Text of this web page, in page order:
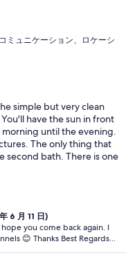
ミュニケーション、ロケーシ
simple but very clean
have the sun in front
until the evening.
The only thing that
second bath. There is one
is low). The
and a sink. Since we
very nice and always
or English programms.
distance. We thank
would book the house
6 月 11 日)
you come back again. I
😊 Thanks Best Regards...